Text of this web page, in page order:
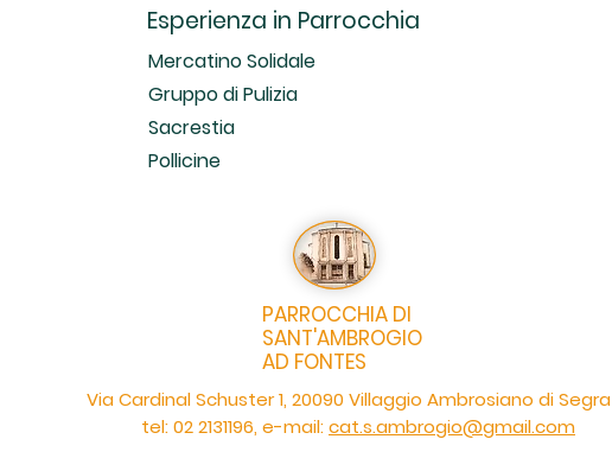
Esperienza in Parrocchia
Mercatino Solidale
Gruppo di Pulizia
Sacrestia
Pollicine
PARROCCHIA DI
SANT'AMBROGIO
AD FONTES
Via Cardinal Schuster 1, 20090 Villaggio Ambrosiano di
tel: 02 2131196, e-mail: cat.s.ambrogio@gmail.com